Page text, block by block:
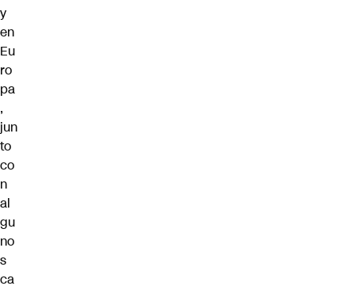
y
en
Eu
ro
pa
,
jun
to
co
n
al
gu
no
s
ca